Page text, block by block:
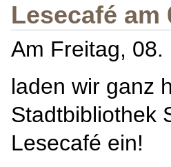
Lesecafé am
Am Freitag,
laden wir ganz
Stadtbibliothek
Lesecafé ein!